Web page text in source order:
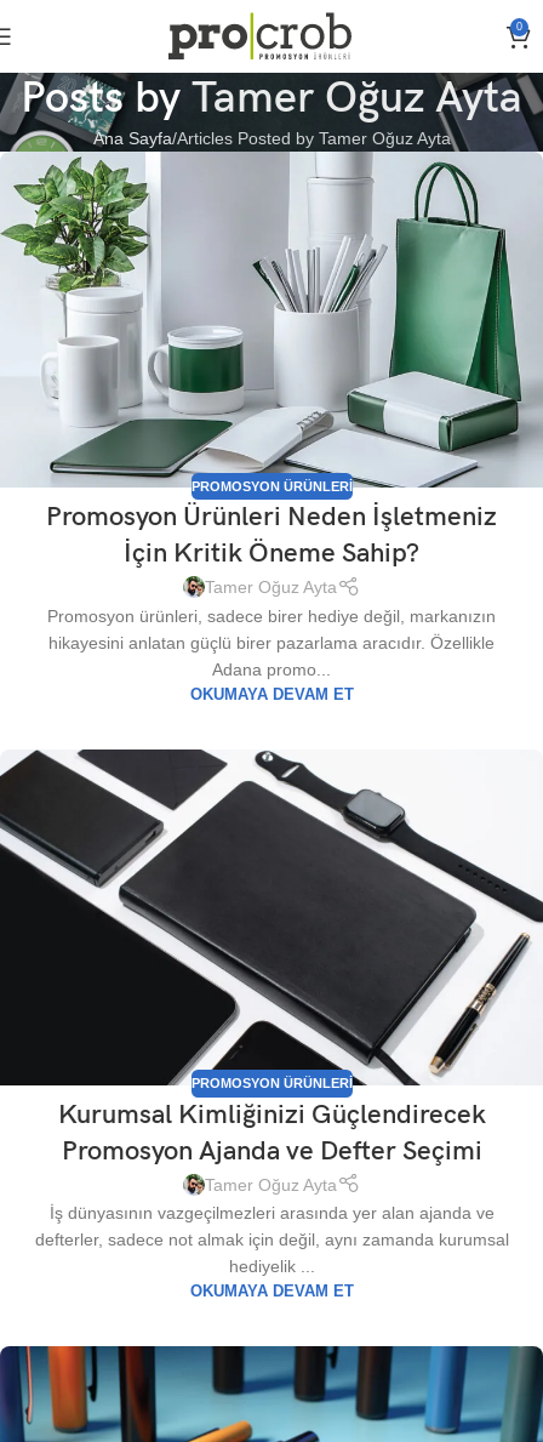
0
Posts by Tamer Oğuz Ayta
Ana Sayfa Articles Posted by Tamer Oğuz Ayta
PROMOSYON ÜRÜNLERI
Promosyon Ürünleri Neden İşletmeniz
İçin Kritik Öneme Sahip?
Tamer Oğuz Ayta
Promosyon ürünleri, sadece birer hediye değil, markanızın
hikayesini anlatan güçlü birer pazarlama aracıdır. Özellikle
Adana promo...
OKUMAYA DEVAM ET
PROMOSYON ÜRÜNLERI
Kurumsal Kimliğinizi Güçlendirecek
Promosyon Ajanda ve Defter Seçimi
Tamer Oğuz Ayta
İş dünyasının vazgeçilmezleri arasında yer alan ajanda ve
defterler, sadece not almak için değil, aynı zamanda kurumsal
hediyelik ...
OKUMAYA DEVAM ET